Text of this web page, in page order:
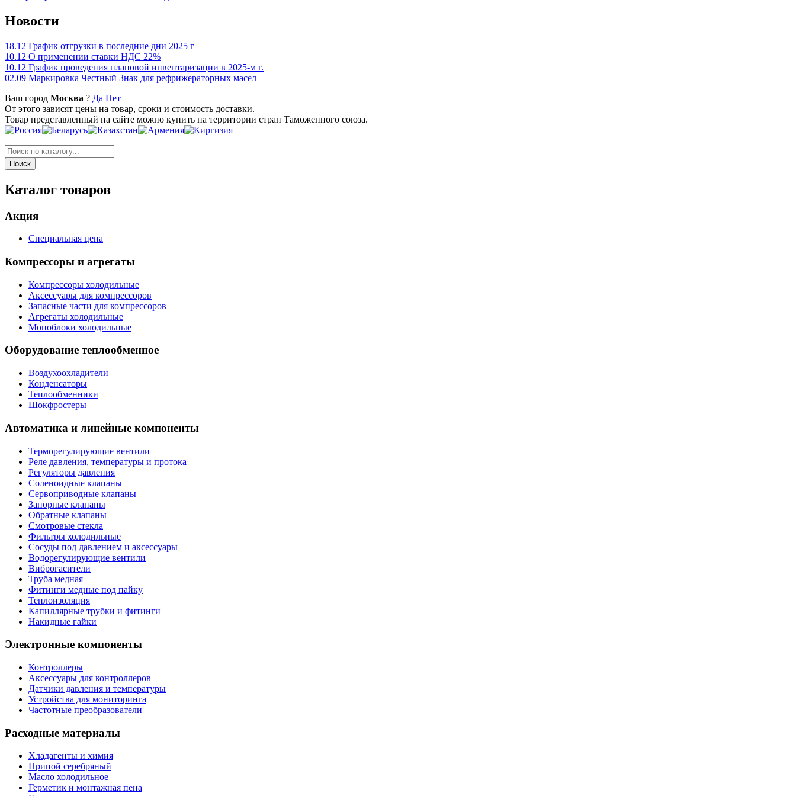
Новости
18.12 График отгрузки в последние дни 2025 г
10.12 О применении ставки НДС 22%
10.12 График проведения плановой инвентаризации в 2025-м г.
02.09 Маркировка Честный Знак для рефрижераторных масел
Ваш город Москва ? Да Нет
От этого зависят цены на товар, сроки и стоимость доставки.
Товар представленный на сайте можно купить на территории стран Таможенного союза.
Каталог товаров
Акция
Специальная цена
Компрессоры и агрегаты
Компрессоры холодильные
Аксессуары для компрессоров
Запасные части для компрессоров
Агрегаты холодильные
Моноблоки холодильные
Оборудование теплообменное
Воздухоохладители
Конденсаторы
Теплообменники
Шокфростеры
Автоматика и линейные компоненты
Терморегулирующие вентили
Реле давления, температуры и протока
Регуляторы давления
Соленоидные клапаны
Сервоприводные клапаны
Запорные клапаны
Обратные клапаны
Смотровые стекла
Фильтры холодильные
Сосуды под давлением и аксессуары
Водорегулирующие вентили
Виброгасители
Труба медная
Фитинги медные под пайку
Теплоизоляция
Капиллярные трубки и фитинги
Накидные гайки
Электронные компоненты
Контроллеры
Аксессуары для контроллеров
Датчики давления и температуры
Устройства для мониторинга
Частотные преобразователи
Расходные материалы
Хладагенты и химия
Припой серебряный
Масло холодильное
Герметик и монтажная пена